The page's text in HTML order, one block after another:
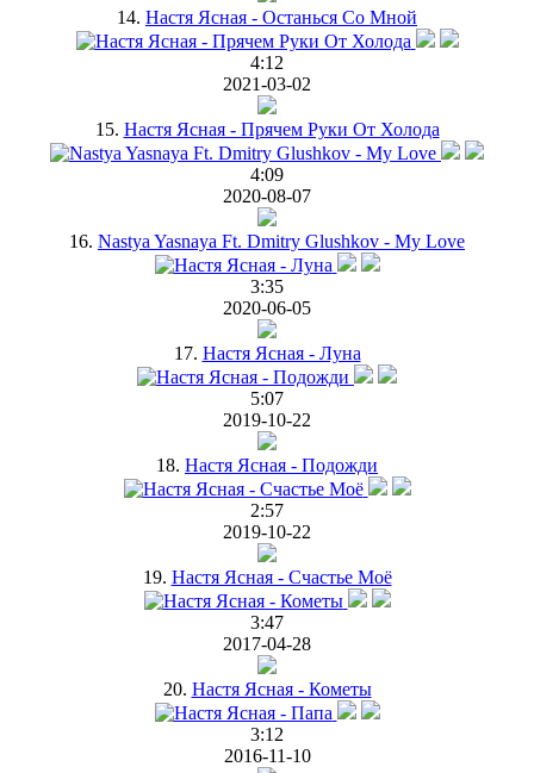
14. Настя Ясная - Останься Со Мной
4:12
2021-03-02
15. Настя Ясная - Прячем Руки От Холода
4:09
2020-08-07
16. Nastya Yasnaya Ft. Dmitry Glushkov - My Love
3:35
2020-06-05
17. Настя Ясная - Луна
5:07
2019-10-22
18. Настя Ясная - Подожди
2:57
2019-10-22
19. Настя Ясная - Счастье Моё
3:47
2017-04-28
20. Настя Ясная - Кометы
3:12
2016-11-10